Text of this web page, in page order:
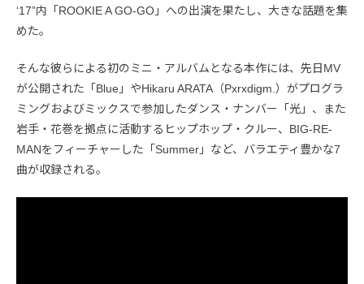
‘17”内「ROOKIE A GO-GO」への出演を果たし、大きな話題を集
めた。
そんな彼らによる初のミニ・アルバムとなる本作には、先日MV
が公開された「Blue」やHikaru ARATA（Pxrxdigm.）がプログラ
ミングおよびミックスで参加したダンス・ナンバー「光」、また
岩手・花巻を拠点に活動するヒップホップ・クルー、BIG-RE-
MANをフィーチャーした「Summer」など、バラエティ豊かな7
曲が収録される。